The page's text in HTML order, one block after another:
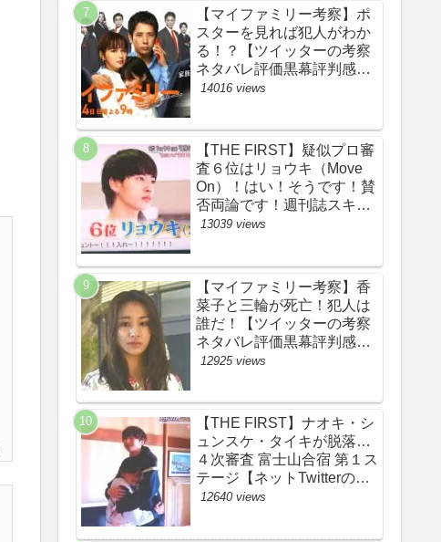
【マイファミリー考察】ポ
スターを見れば犯人がわか
る！？【ツイッターの考察
ネタバレ評価黒幕評判感想
批判原作犯人キャスト脚本
14016 views
【THE FIRST】疑似プロ審
査６位はリョウキ（Move
On）！はい！そうです！賛
否両論です！週刊誌スキャ
ンダルの件も尾を引いてま
め・スッキリ・
BE:FIRST・ビーファース
ト】
13039 views
【マイファミリー考察】香
菜子と三輪が死亡！犯人は
誰だ！【ツイッターの考察
ネタバレ評価黒幕評判感想
批判原作犯人キャスト脚本
12925 views
【THE FIRST】ナオキ・シ
ュンスケ・タイキが脱落…
４次審査 富士山合宿 第１ス
テージ【ネットTwitterのネ
タバレ感想考察評価評判ま
12640 views